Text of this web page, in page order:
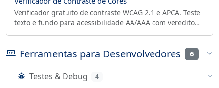
Verificador gratuito de contraste WCAG 2.1 e APCA. Teste
texto e fundo para acessibilidade AA/AAA com veredito
Ferramentas para Desenvolvedores 6
Testes & Debug 4